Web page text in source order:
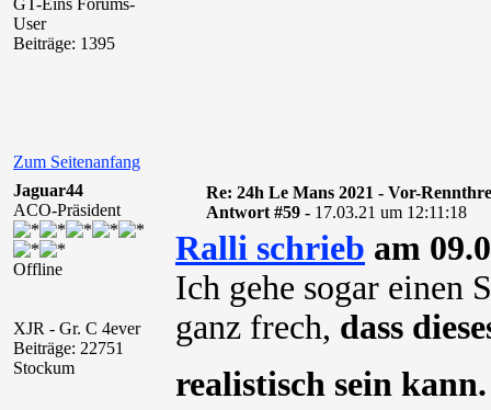
GT-Eins Forums-
User
Beiträge: 1395
Zum Seitenanfang
Jaguar44
ACO-Präsident
Offline
XJR - Gr. C 4ever
Beiträge: 22751
Stockum
Re: 24h Le Mans 2021 - Vor-
Antwort #59 - 17.03.21 um 12:11:18
Ralli schrieb am
Ich gehe sogar einen
ganz frech, dass
realistisch sein